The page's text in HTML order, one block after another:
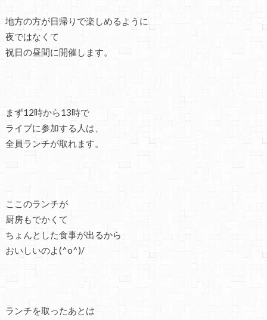
地方の方が日帰りで楽しめるように
夜ではなくて
祝日の昼間に開催します。
まず12時から13時で
ライブに参加する人は、
全員ランチが取れます。
ここのランチが
厨房もでかくて
ちょんとした食事が出るから
おいしいのよ(^o^)/
ランチを取ったあとは